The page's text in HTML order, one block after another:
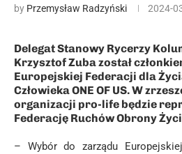
by Przemysław Radzyński 2024-
Delegat Stanowy Rycerzy
Krzysztof Zuba został
Europejskiej Federacji dla
Człowieka ONE OF US. W
organizacji pro-life będzie
Federację Ruchów Obrony
– Wybór do zarządu